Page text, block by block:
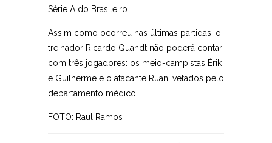
Série A do Brasileiro.
Assim como ocorreu nas últimas partidas, o
treinador Ricardo Quandt não poderá contar
com três jogadores: os meio-campistas Érik
e Guilherme e o atacante Ruan, vetados pelo
departamento médico.
FOTO: Raul Ramos